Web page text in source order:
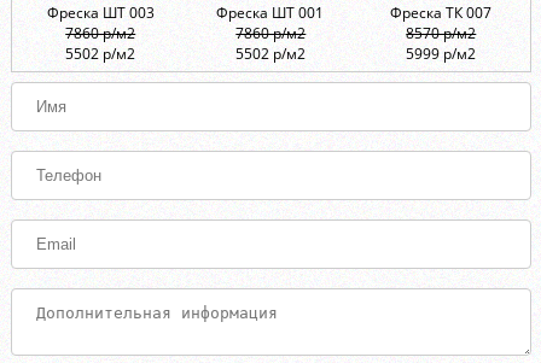
Фреска ШТ 003
7860 р/м2
5502 р/м2
Фреска ШТ 001
7860 р/м2
5502 р/м2
Фреска ТК 007
8570 р/м2
5999 р/м2